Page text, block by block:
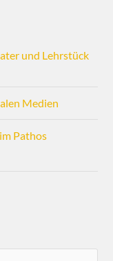
und Lehrstück
Medien
Pathos